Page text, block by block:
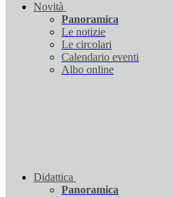
Novità
Panoramica
Le notizie
Le circolari
Calendario eventi
Albo online
Didattica
Panoramica